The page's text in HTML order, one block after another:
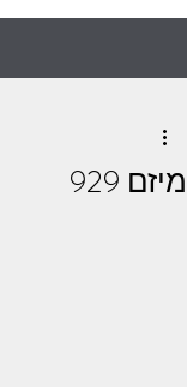
מיזם 929